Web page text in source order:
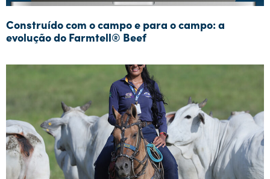
Construído com o campo e para o campo: a
evolução do Farmtell® Beef